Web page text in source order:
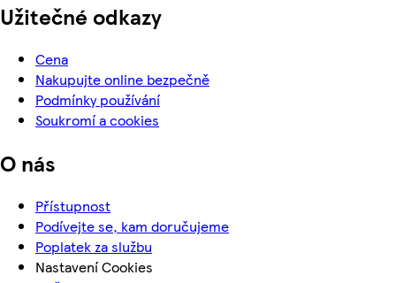
Užitečné odkazy
Cena
Nakupujte online bezpečně
Podmínky používání
Soukromí a cookies
O nás
Přístupnost
Podívejte se, kam doručujeme
Poplatek za službu
Nastavení Cookies